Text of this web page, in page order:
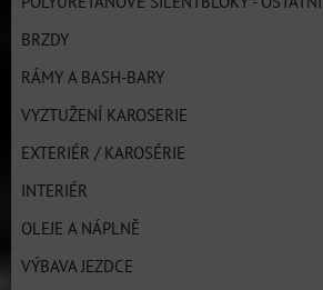
BRZDY
RÁMY A BASH-BARY
VYZTUŽENÍ KAROSERIE
EXTERIÉR / KAROSÉRIE
INTERIÉR
OLEJE A NÁPLNĚ
VÝBAVA JEZDCE